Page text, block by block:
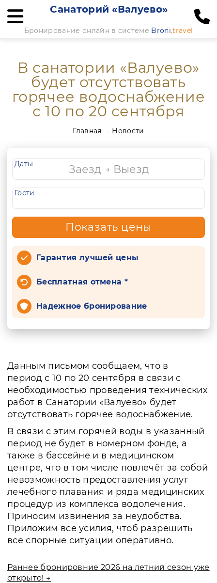
Санаторий «Валуево»
Бронирование онлайн в системе Broni.travel
В санатории «Валуево»
будет отсутствовать
горячее водоснабжение
с 10 по 20 сентября
Главная Новости
Даты
Гости
Показать цены
Гарантия лучшей цены
Бесплатная отмена *
Надежное бронирование
Данным письмом сообщаем, что в
период с 10 по 20 сентября в связи с
необходимостью проведения технических
работ в Санатории «Валуево» будет
отсутствовать горячее водоснабжение.
В связи с этим горячей воды в указанный
период не будет в номерном фонде, а
также в бассейне и в медицинском
центре, что в том числе повлечёт за собой
невозможность предоставления услуг
лечебного плавания и ряда медицинских
процедур из комплекса водолечения.
Приносим извинения за неудобства.
Приложим все усилия, чтоб разрешить
все спорные ситуации оперативно.
Раннее бронировние 2026 на летний сезон уже
открыто! →